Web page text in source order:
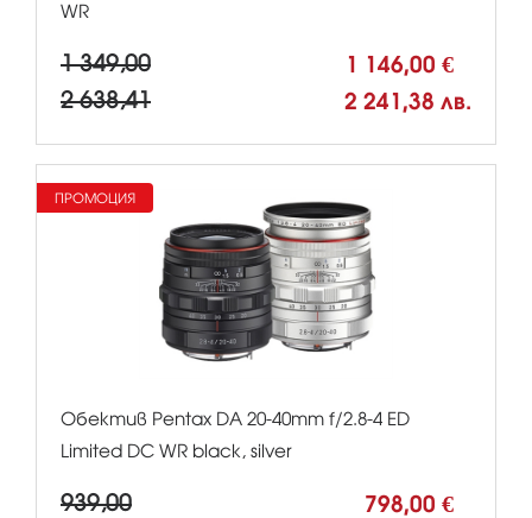
WR
1 349,00 1 146,00 €
2 638,41 2 241,38 лв.
Обектив Pentax DA 20-40mm f/2.8-4 ED
Limited DC WR black, silver
939,00 798,00 €
ПРОМОЦИЯ